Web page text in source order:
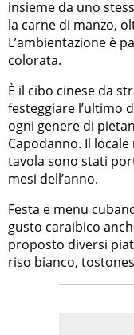
insieme da uno
la carne di manzo,
L’ambientazione è
colorata.
È il cibo cinese da
festeggiare l’ultimo
ogni genere di
Capodanno. Il
tavola sono stati
mesi dell’anno.
Festa e menu
gusto caraibico
proposto diversi
riso bianco,